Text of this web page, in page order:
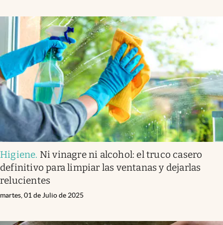
Higiene. Ni vinagre ni alcohol: el truco casero
definitivo para limpiar las ventanas y dejarlas
relucientes
martes, 01 de Julio de 2025